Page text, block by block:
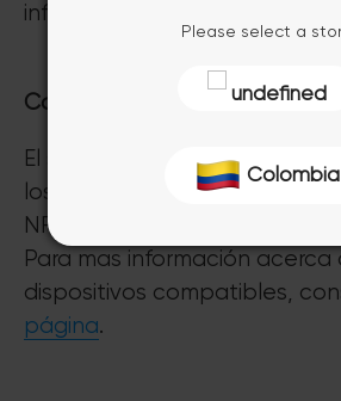
información.
Conveniencia inigualable
El sticker Tapni es
los dispositivos que cuenten
NFC (Near-Field
Para mas información acerca
dispositivos compatibles,
página.
Please select a
undefined
Colombia